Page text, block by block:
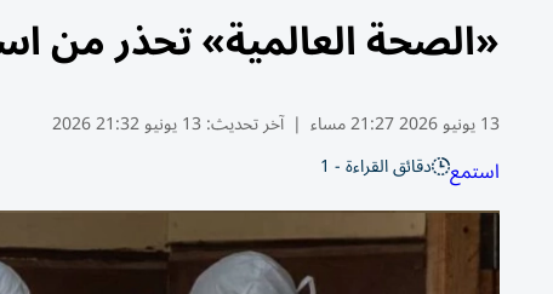
«الصحة العالمية» تحذر من
13 يونيو 2026 21:27 مساء | آخر تحديث: 13 يونيو 21:32 2026
استمع دقائق القراءة - 1